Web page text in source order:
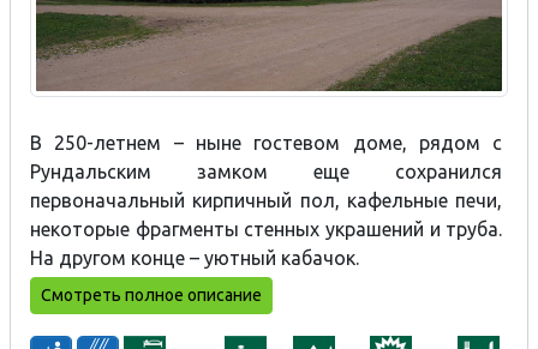
В 250-летнем – ныне гостевом доме, рядом с
Рундальским замком еще сохранился
первоначальный кирпичный пол, кафельные печи,
некоторые фрагменты стенных украшений и труба.
На другом конце – уютный кабачок.
Смотреть полное описание